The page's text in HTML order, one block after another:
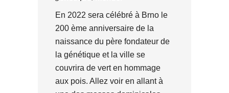
En 2022 sera célébré à Brno le
200 ème anniversaire de la
naissance du père fondateur de
la génétique et la ville se
couvrira de vert en hommage
aux pois. Allez voir en allant à